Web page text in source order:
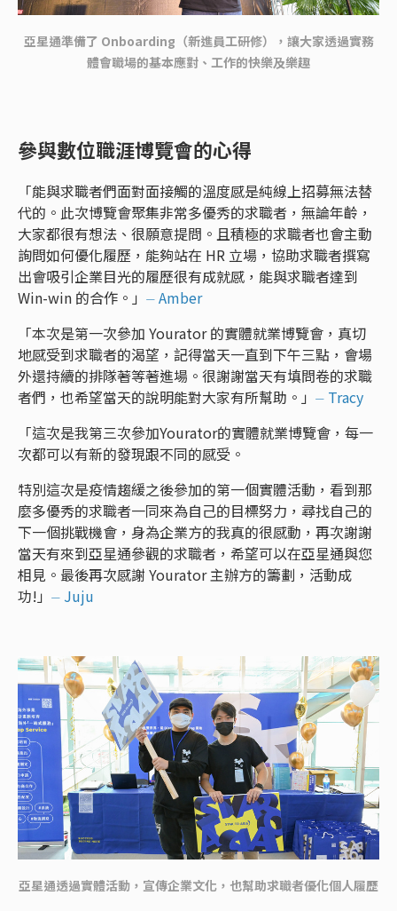
亞星通準備了 Onboarding（新進員工研修），讓大家透過實務
體會職場的基本應對、工作的快樂及樂趣
參與數位職涯博覽會的心得
「能與求職者們面對面接觸的溫度感是純線上招募無法替
代的。此次博覽會聚集非常多優秀的求職者，無論年齡，
大家都很有想法、很願意提問。且積極的求職者也會主動
詢問如何優化履歷，能夠站在 HR 立場，協助求職者撰寫
出會吸引企業目光的履歷很有成就感，能與求職者達到
Win-win 的合作。」 ⏤ Amber
「本次是第一次參加 Yourator 的實體就業博覽會，真切
地感受到求職者的渴望，記得當天一直到下午三點，會場
外還持續的排隊著等著進場。很謝謝當天有填問卷的求職
者們，也希望當天的說明能對大家有所幫助。」 ⏤ Tracy
「這次是我第三次參加Yourator的實體就業博覽會，每一
次都可以有新的發現跟不同的感受。
特別這次是疫情趨緩之後參加的第一個實體活動，看到那
麼多優秀的求職者一同來為自己的目標努力，尋找自己的
下一個挑戰機會，身為企業方的我真的很感動，再次謝謝
當天有來到亞星通參觀的求職者，希望可以在亞星通與您
相見。最後再次感謝 Yourator 主辦方的籌劃，活動成
功!」 ⏤ Juju
亞星通透過實體活動，宣傳企業文化，也幫助求職者優化個人履歷